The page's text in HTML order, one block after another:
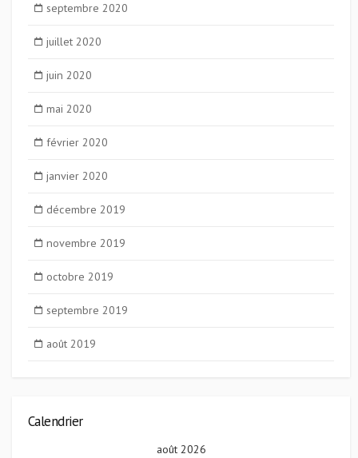
septembre 2020
juillet 2020
juin 2020
mai 2020
février 2020
janvier 2020
décembre 2019
novembre 2019
octobre 2019
septembre 2019
août 2019
Calendrier
août 2026